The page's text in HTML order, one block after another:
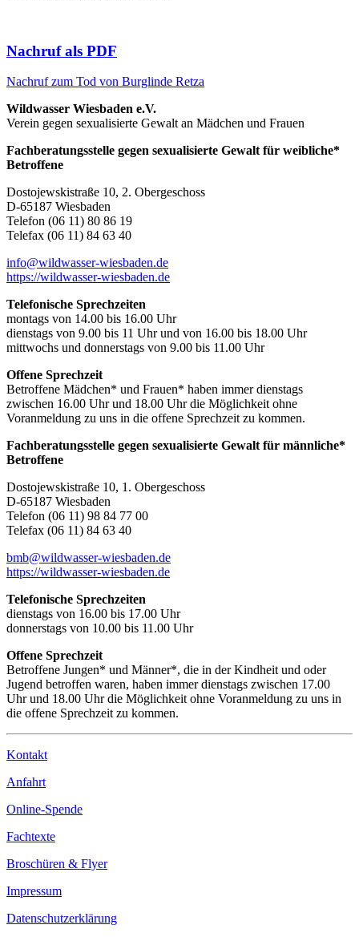
Nachruf als PDF
Nachruf zum Tod von Burglinde Retza
Wildwasser Wiesbaden e.V.
Verein gegen sexualisierte Gewalt an Mädchen und Frauen
Fachberatungsstelle gegen sexualisierte Gewalt für weibliche*
Betroffene
Dostojewskistraße 10, 2. Obergeschoss
D-65187 Wiesbaden
Telefon (06 11) 80 86 19
Telefax (06 11) 84 63 40
info@wildwasser-wiesbaden.de
https://wildwasser-wiesbaden.de
Telefonische Sprechzeiten
montags von 14.00 bis 16.00 Uhr
dienstags von 9.00 bis 11 Uhr und von 16.00 bis 18.00 Uhr
mittwochs und donnerstags von 9.00 bis 11.00 Uhr
Offene Sprechzeit
Betroffene Mädchen* und Frauen* haben immer dienstags
zwischen 16.00 Uhr und 18.00 Uhr die Möglichkeit ohne
Voranmeldung zu uns in die offene Sprechzeit zu kommen.
Fachberatungsstelle gegen sexualisierte Gewalt für männliche*
Betroffene
Dostojewskistraße 10, 1. Obergeschoss
D-65187 Wiesbaden
Telefon (06 11) 98 84 77 00
Telefax (06 11) 84 63 40
bmb@wildwasser-wiesbaden.de
https://wildwasser-wiesbaden.de
Telefonische Sprechzeiten
dienstags von 16.00 bis 17.00 Uhr
donnerstags von 10.00 bis 11.00 Uhr
Offene Sprechzeit
Betroffene Jungen* und Männer*, die in der Kindheit und oder
Jugend betroffen waren, haben immer dienstags zwischen 17.00
Uhr und 18.00 Uhr die Möglichkeit ohne Voranmeldung zu uns in
die offene Sprechzeit zu kommen.
Kontakt
Anfahrt
Online-Spende
Fachtexte
Broschüren & Flyer
Impressum
Datenschutzerklärung